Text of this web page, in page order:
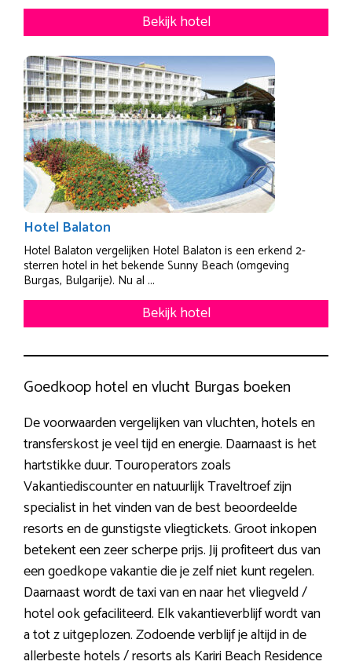
Bekijk hotel
Hotel Balaton
Hotel Balaton vergelijken Hotel Balaton is een erkend 2-
sterren hotel in het bekende Sunny Beach (omgeving
Burgas, Bulgarije). Nu al ...
Bekijk hotel
Goedkoop hotel en vlucht Burgas boeken
De voorwaarden vergelijken van vluchten, hotels en
transferskost je veel tijd en energie. Daarnaast is het
hartstikke duur. Touroperators zoals
Vakantiediscounter en natuurlijk Traveltroef zijn
specialist in het vinden van de best beoordeelde
resorts en de gunstigste vliegtickets. Groot inkopen
betekent een zeer scherpe prijs. Jij profiteert dus van
een goedkope vakantie die je zelf niet kunt regelen.
Daarnaast wordt de taxi van en naar het vliegveld /
hotel ook gefaciliteerd. Elk vakantieverblijf wordt van
a tot z uitgeplozen. Zodoende verblijf je altijd in de
allerbeste hotels / resorts als Kariri Beach Residence